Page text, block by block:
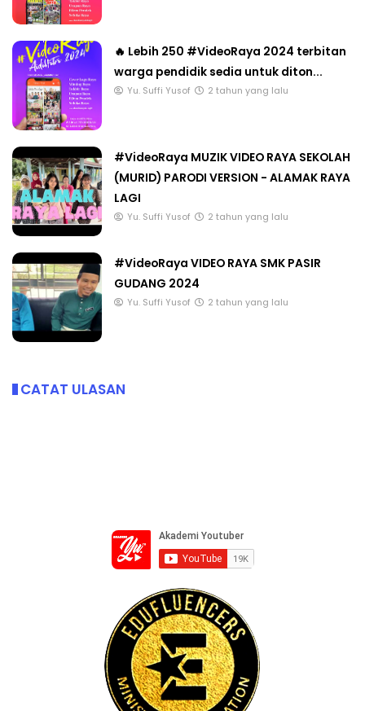
🔥 Lebih 250 #VideoRaya 2024 terbitan
warga pendidik sedia untuk diton...
Yu. Suffi Yusof 2 tahun yang lalu
#VideoRaya MUZIK VIDEO RAYA SEKOLAH
(MURID) PARODI VERSION - ALAMAK RAYA
LAGI
Yu. Suffi Yusof 2 tahun yang lalu
#VideoRaya VIDEO RAYA SMK PASIR
GUDANG 2024
Yu. Suffi Yusof 2 tahun yang lalu
CATAT ULASAN